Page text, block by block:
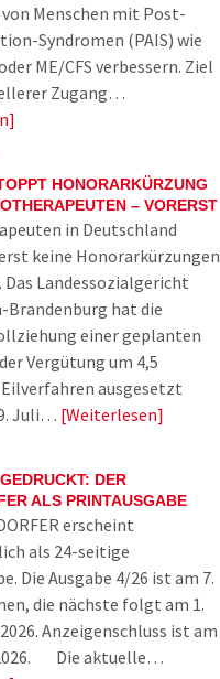
Menschen mit Post-
Syndromen (PAIS) wie
ME/CFS verbessern. Ziel
Zugang…
HONORARKÜRZUNG
– VORERST
in Deutschland
keine Honorarkürzungen
Landessozialgericht
Brandenburg hat die
einer geplanten
Vergütung um 4,5
ausgesetzt
Juli… Weiterlesen
DER
ALS PRINTAUSGABE
erscheint
als 24-seitige
Die Ausgabe 4/26 ist am 7.
die nächste folgt am 1.
Anzeigenschluss ist am
2026. Die aktuelle…